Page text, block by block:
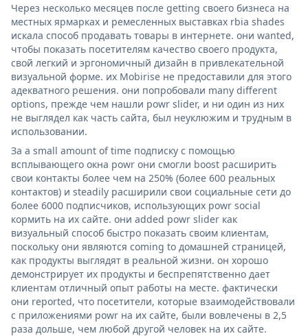
Через несколько месяцев после getting своего бизнеса на
местных ярмарках и ремесленных выставках rbia shades
искала способ продавать товары в интернете. они wanted,
чтобы показать посетителям качество своего продукта,
свой легкий и эргономичный дизайн в привлекательной
визуальной форме. их Mobirise не предоставили для этого
адекватного решения. они попробовали many different
options, прежде чем нашли powr slider, и ни один из них
не выглядел как часть сайта, был неуклюжим и трудным в
использовании.
За a small amount of time подписку с помощью
всплывающего окна powr они смогли boost расширить
свои контакты более чем на 250% (более 600 реальных
контактов) и steadily расширили свои социальные сети до
более 6000 подписчиков, использующих powr social
кормить на их сайте. они added powr slider как
визуальный способ быстро показать своим клиентам,
поскольку они являются coming to домашней страницей,
как продукты выглядят в реальной жизни. он хорошо
демонстрирует их продукты и беспрепятственно дает
клиентам отличный опыт работы на месте. фактически
они reported, что посетители, которые взаимодействовали
с приложениями powr на их сайте, были вовлечены в 2,5
раза дольше, чем любой другой человек на их сайте.